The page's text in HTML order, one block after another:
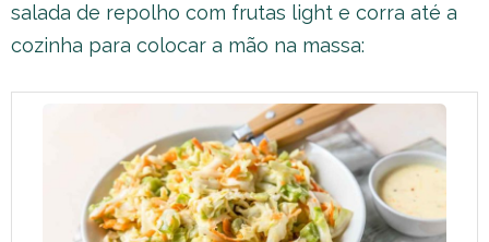
salada de repolho com frutas light e corra até a
cozinha para colocar a mão na massa: